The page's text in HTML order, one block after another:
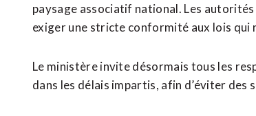
paysage associatif national. Les
exiger une stricte conformité aux lois qui
Le ministère invite désormais tous les
dans les délais impartis, afin d’éviter des